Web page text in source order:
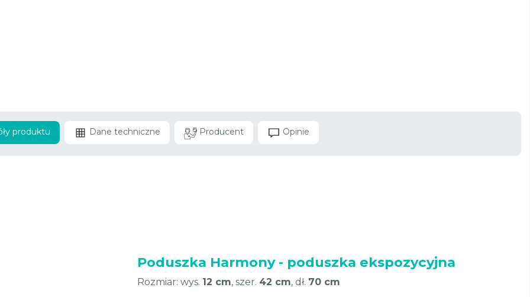
produktu Dane techniczne Producent Opinie
Poduszka Harmony - poduszka ekspozycyjna
Rozmiar: wys. 12 cm, szer. 42 cm, dł. 70 cm